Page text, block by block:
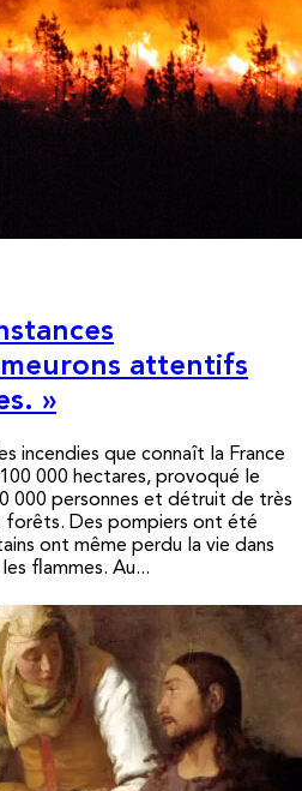
attentifs
»
incendies que connaît la France
000 hectares, provoqué le
000 personnes et détruit de très
forêts. Des pompiers ont été
ont même perdu la vie dans
flammes. Au...